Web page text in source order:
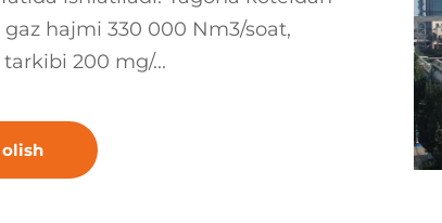
hajmi 330 000 Nm3/soat,
200 mg/...
olish